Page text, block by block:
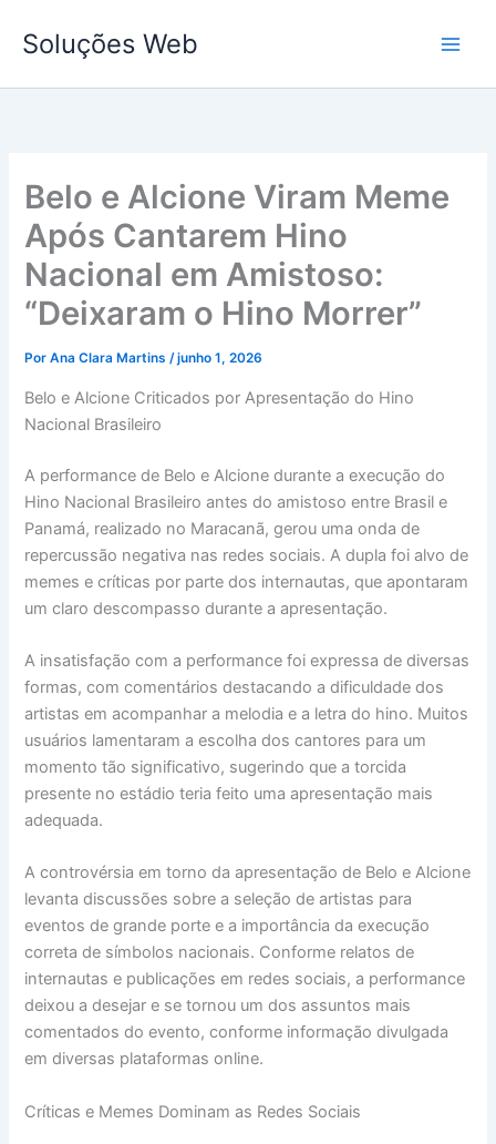
para
conteúdo
Soluções Web
Belo e Alcione Viram Meme
Após Cantarem Hino
Nacional em Amistoso:
“Deixaram o Hino Morrer”
PorAna Clara Martins/junho 1, 2026
Belo e Alcione Criticados por Apresentação do Hino
Nacional Brasileiro
A performance de Belo e Alcione durante a execução do
Hino Nacional Brasileiro antes do amistoso entre Brasil e
Panamá, realizado no Maracanã, gerou uma onda de
repercussão negativa nas redes sociais. A dupla foi alvo de
memes e críticas por parte dos internautas, que apontaram
um claro descompasso durante a apresentação.
A insatisfação com a performance foi expressa de diversas
formas, com comentários destacando a dificuldade dos
artistas em acompanhar a melodia e a letra do hino. Muitos
usuários lamentaram a escolha dos cantores para um
momento tão significativo, sugerindo que a torcida
presente no estádio teria feito uma apresentação mais
adequada.
A controvérsia em torno da apresentação de Belo e Alcione
levanta discussões sobre a seleção de artistas para
eventos de grande porte e a importância da execução
correta de símbolos nacionais. Conforme relatos de
internautas e publicações em redes sociais, a performance
deixou a desejar e se tornou um dos assuntos mais
comentados do evento, conforme informação divulgada
em diversas plataformas online.
Críticas e Memes Dominam as Redes Sociais